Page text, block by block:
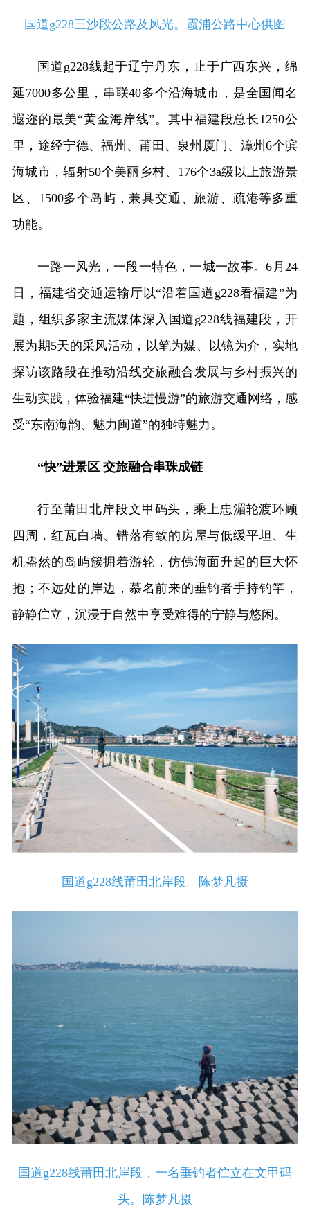
国道g228三沙段公路及风光。霞浦公路中心供图
国道g228线起于辽宁丹东，止于广西东兴，绵
延7000多公里，串联40多个沿海城市，是全国闻名
遐迩的最美“黄金海岸线”。其中福建段总长1250公
里，途经宁德、福州、莆田、泉州厦门、漳州6个滨
海城市，辐射50个美丽乡村、176个3a级以上旅游景
区、1500多个岛屿，兼具交通、旅游、疏港等多重
功能。
一路一风光，一段一特色，一城一故事。6月24
日，福建省交通运输厅以“沿着国道g228看福建”为
题，组织多家主流媒体深入国道g228线福建段，开
展为期5天的采风活动，以笔为媒、以镜为介，实地
探访该路段在推动沿线交旅融合发展与乡村振兴的
生动实践，体验福建“快进慢游”的旅游交通网络，感
受“东南海韵、魅力闽道”的独特魅力。
“快”进景区 交旅融合串珠成链
行至莆田北岸段文甲码头，乘上忠湄轮渡环顾
四周，红瓦白墙、错落有致的房屋与低缓平坦、生
机盎然的岛屿簇拥着游轮，仿佛海面升起的巨大怀
抱；不远处的岸边，慕名前来的垂钓者手持钓竿，
静静伫立，沉浸于自然中享受难得的宁静与悠闲。
国道g228线莆田北岸段。陈梦凡摄
国道g228线莆田北岸段，一名垂钓者伫立在文甲码
头。陈梦凡摄